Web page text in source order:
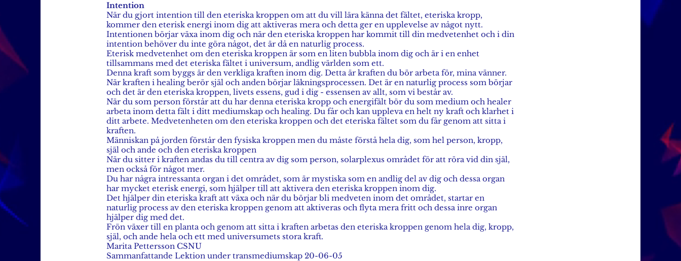
Intention
När du gjort intention till den eteriska kroppen om att du vill lära känna det fältet, eteriska kropp,
kommer den eterisk energi inom dig att aktiveras mera och detta ger en upplevelse av något nytt.
Intentionen börjar växa inom dig och när den eteriska kroppen har kommit till din medvetenhet och i din
intention behöver du inte göra något, det är då en naturlig process.
Eterisk medvetenhet om den eteriska kroppen är som en liten bubbla inom dig och är i en enhet
tillsammans med det eteriska fältet i universum, andlig världen som ett.
Denna kraft som byggs är den verkliga kraften inom dig. Detta är kraften du bör arbeta för, mina vänner.
När kraften i healing berör själ och anden börjar läkningsprocessen. Det är en naturlig process som börjar
och det är den eteriska kroppen, livets essens, gud i dig - essensen av allt, som vi består av.
När du som person förstår att du har denna eteriska kropp och energifält bör du som medium och healer
arbeta inom detta fält i ditt mediumskap och healing. Du får och kan uppleva en helt ny kraft och klarhet i
ditt arbete. Medvetenheten om den eteriska kroppen och det eteriska fältet som du får genom att sitta i
kraften.
Människan på jorden förstår den fysiska kroppen men du måste förstå hela dig, som hel person, kropp,
själ och ande och den eteriska kroppen
När du sitter i kraften andas du till centra av dig som person, solarplexus området för att röra vid din själ,
men också för något mer.
Du har några intressanta organ i det området, som är mystiska som en andlig del av dig och dessa organ
har mycket eterisk energi, som hjälper till att aktivera den eteriska kroppen inom dig.
Det hjälper din eteriska kraft att växa och när du börjar bli medveten inom det området, startar en
naturlig process av den eteriska kroppen genom att aktiveras och flyta mera fritt och dessa inre organ
hjälper dig med det.
Frön växer till en planta och genom att sitta i kraften arbetas den eteriska kroppen genom hela dig, kropp,
själ, och ande hela och ett med universumets stora kraft.
Marita Pettersson CSNU
Sammanfattande Lektion under transmediumskap 20-06-05